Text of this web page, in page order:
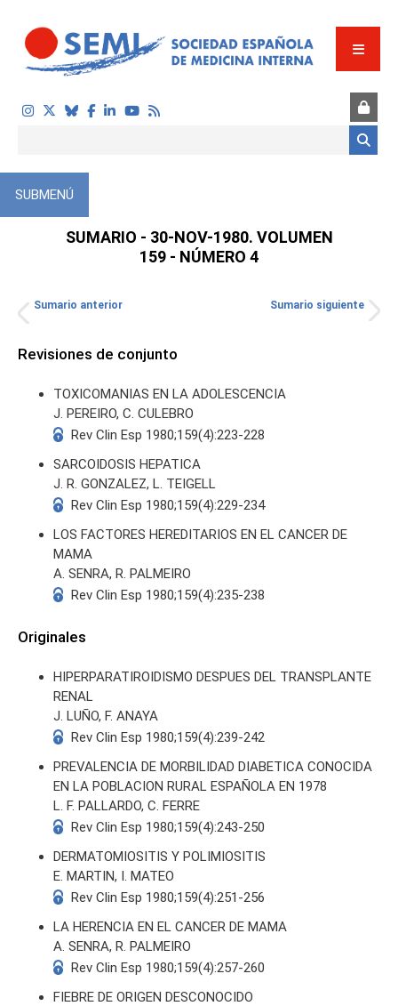
SUMARIO - 30-NOV-1980. VOLUMEN
159 - NÚMERO 4
SUBMENÚ
Sumario anterior Sumario siguiente
Revisiones de conjunto
TOXICOMANIAS EN LA ADOLESCENCIA
J. PEREIRO, C. CULEBRO
Rev Clin Esp 1980;159(4):223-228
SARCOIDOSIS HEPATICA
J. R. GONZALEZ, L. TEIGELL
Rev Clin Esp 1980;159(4):229-234
LOS FACTORES HEREDITARIOS EN EL CANCER DE
MAMA
A. SENRA, R. PALMEIRO
Rev Clin Esp 1980;159(4):235-238
Originales
HIPERPARATIROIDISMO DESPUES DEL TRANSPLANTE
RENAL
J. LUÑO, F. ANAYA
Rev Clin Esp 1980;159(4):239-242
PREVALENCIA DE MORBILIDAD DIABETICA CONOCIDA
EN LA POBLACION RURAL ESPAÑOLA EN 1978
L. F. PALLARDO, C. FERRE
Rev Clin Esp 1980;159(4):243-250
DERMATOMIOSITIS Y POLIMIOSITIS
E. MARTIN, I. MATEO
Rev Clin Esp 1980;159(4):251-256
LA HERENCIA EN EL CANCER DE MAMA
A. SENRA, R. PALMEIRO
Rev Clin Esp 1980;159(4):257-260
FIEBRE DE ORIGEN DESCONOCIDO